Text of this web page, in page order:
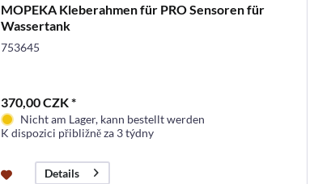
MOPEKA Kleberahmen für PRO Sensoren für
Wassertank
753645
370,00 CZK *
Nicht am Lager, kann bestellt werden
K dispozici přibližně za 3 týdny
Details